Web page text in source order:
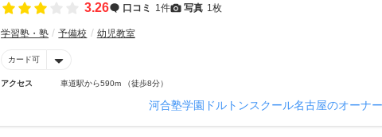
3.26 口コミ 1件 写真 1枚
学習塾・塾 予備校 幼児教室
カード可
アクセス 車道駅から590m （徒歩8分）
河合塾学園ドルトンスクール名古屋のオーナ